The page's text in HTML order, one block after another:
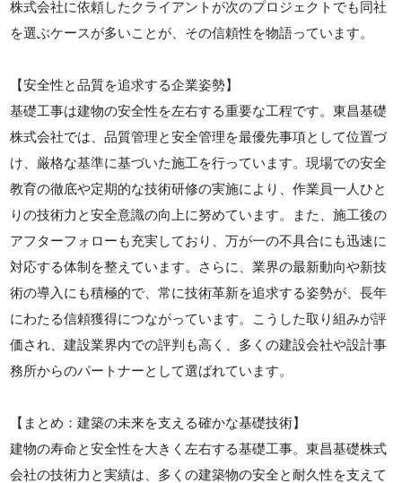
株式会社に依頼したクライアントが次のプロジェクトでも同社
を選ぶケースが多いことが、その信頼性を物語っています。
【安全性と品質を追求する企業姿勢】
基礎工事は建物の安全性を左右する重要な工程です。東昌基礎
株式会社では、品質管理と安全管理を最優先事項として位置づ
け、厳格な基準に基づいた施工を行っています。現場での安全
教育の徹底や定期的な技術研修の実施により、作業員一人ひと
りの技術力と安全意識の向上に努めています。また、施工後の
アフターフォローも充実しており、万が一の不具合にも迅速に
対応する体制を整えています。さらに、業界の最新動向や新技
術の導入にも積極的で、常に技術革新を追求する姿勢が、長年
にわたる信頼獲得につながっています。こうした取り組みが評
価され、建設業界内での評判も高く、多くの建設会社や設計事
務所からのパートナーとして選ばれています。
【まとめ：建築の未来を支える確かな基礎技術】
建物の寿命と安全性を大きく左右する基礎工事。東昌基礎株式
会社の技術力と実績は、多くの建築物の安全と耐久性を支えて